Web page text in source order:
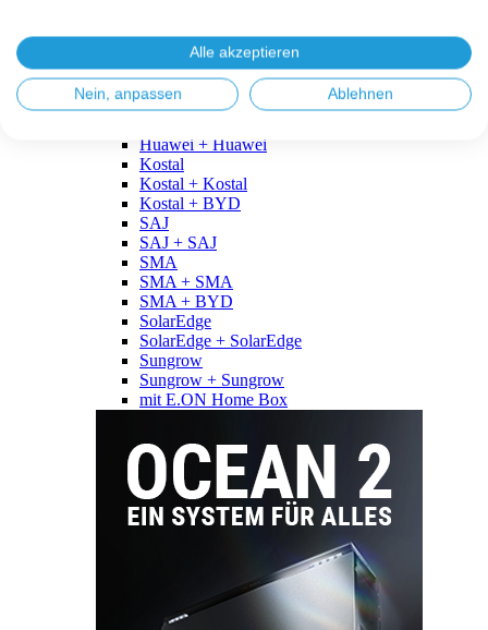
Fronius + BYD
GoodWe
GoodWe + GoodWe
GoodWe + BYD
Huawei + Huawei
Kostal
Kostal + Kostal
Kostal + BYD
SAJ
SAJ + SAJ
SMA
SMA + SMA
SMA + BYD
SolarEdge
SolarEdge + SolarEdge
Sungrow
Sungrow + Sungrow
mit E.ON Home Box
Alle akzeptieren
Nein, anpassen Ablehnen